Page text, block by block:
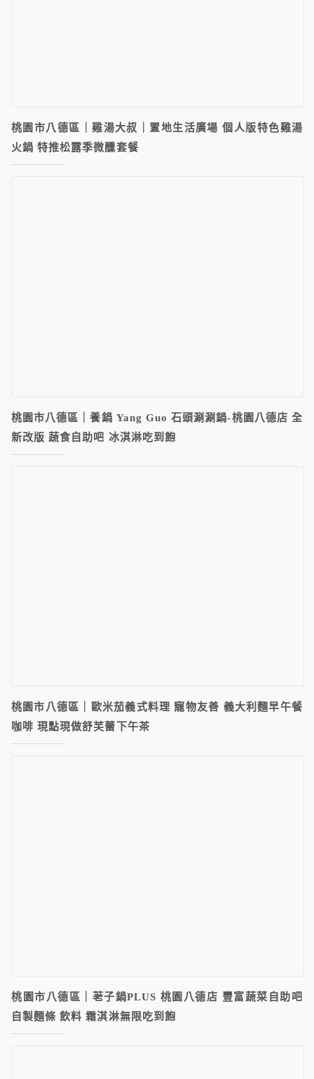
桃園市八德區｜雞湯大叔｜置地生活廣場 個人版特色雞湯
火鍋 特推松露季微醺套餐
桃園市八德區｜養鍋 Yang Guo 石頭涮涮鍋-桃園八德店 全
新改版 蔬食自助吧 冰淇淋吃到飽
桃園市八德區｜歐米茄義式料理 寵物友善 義大利麵早午餐
咖啡 現點現做舒芙蕾下午茶
桃園市八德區｜荖子鍋PLUS 桃園八德店 豐富蔬菜自助吧
自製麵條 飲料 霜淇淋無限吃到飽